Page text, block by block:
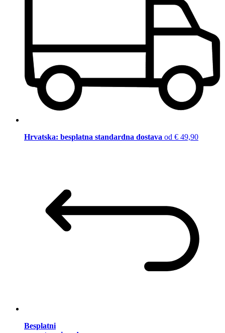
Hrvatska: besplatna standardna dostava od € 49,90
Besplatni